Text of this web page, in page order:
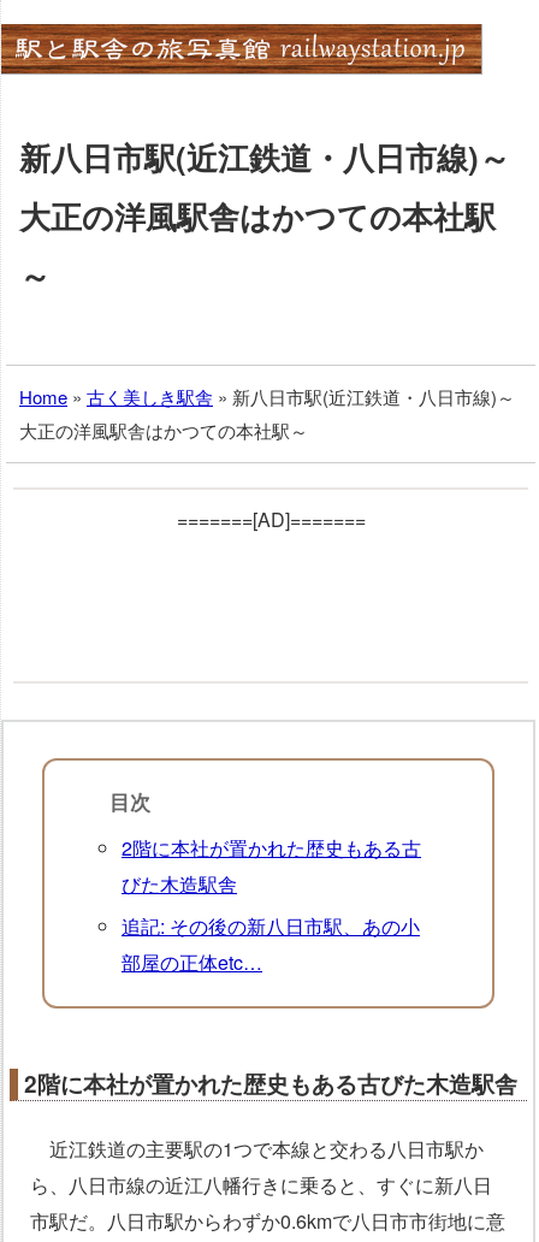
Skip
to
content
新八日市駅(近江鉄道・八日市線)～
大正の洋風駅舎はかつての本社駅
～
Home » 古く美しき駅舎 » 新八日市駅(近江鉄道・八日市線)～
大正の洋風駅舎はかつての本社駅～
=======[AD]=======
目次
2階に本社が置かれた歴史もある古
びた木造駅舎
追記: その後の新八日市駅、あの小
部屋の正体etc…
2階に本社が置かれた歴史もある古びた木造駅舎
近江鉄道の主要駅の1つで本線と交わる八日市駅か
ら、八日市線の近江八幡行きに乗ると、すぐに新八日
市駅だ。八日市駅からわずか0.6kmで八日市市街地に意